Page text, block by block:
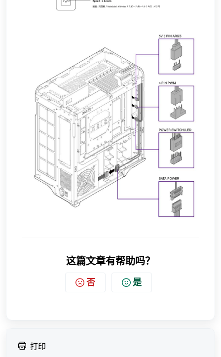
这篇文章有帮助吗？
否 是
打印